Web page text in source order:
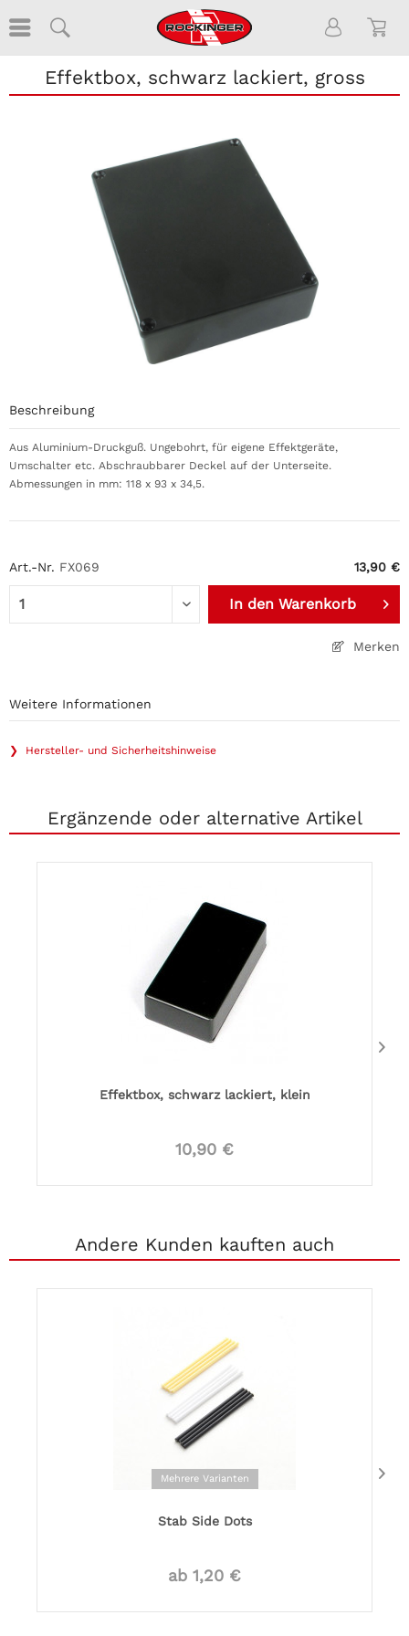
Effektbox, schwarz lackiert, gross
Art.-Nr. FX069 13,90 €
In den Warenkorb
Merken
Beschreibung
Aus Aluminium-Druckguß. Ungebohrt, für eigene Effektgeräte,
Umschalter etc. Abschraubbarer Deckel auf der Unterseite.
Abmessungen in mm: 118 x 93 x 34,5.
Weitere Informationen
❯ Hersteller- und Sicherheitshinweise
Ergänzende oder alternative Artikel
Effektbox, schwarz lackiert, klein
10,90 €
Andere Kunden kauften auch
Mehrere Varianten
Stab Side Dots
ab 1,20 €